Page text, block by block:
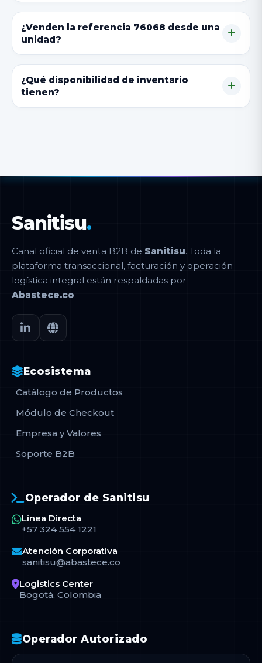
¿Venden la referencia 76068 desde una
unidad?
¿Qué disponibilidad de inventario
tienen?
Sanitisu.
Canal oficial de venta B2B de Sanitisu. Toda la
plataforma transaccional, facturación y operación
logística integral están respaldadas por
Abastece.co.
Ecosistema
Catálogo de Productos
Módulo de Checkout
Empresa y Valores
Soporte B2B
Operador de Sanitisu
Línea Directa
+57 324 554 1221
Atención Corporativa
sanitisu@abastece.co
Logistics Center
Bogotá, Colombia
Operador Autorizado